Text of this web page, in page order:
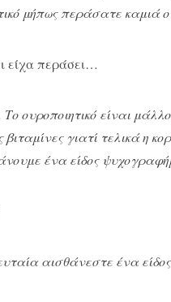
μήπως περάσατε καμιά
είχα περάσει…
Το ουροποιητικό είναι
γιατί τελικά η
ένα είδος
αισθάνεστε ένα